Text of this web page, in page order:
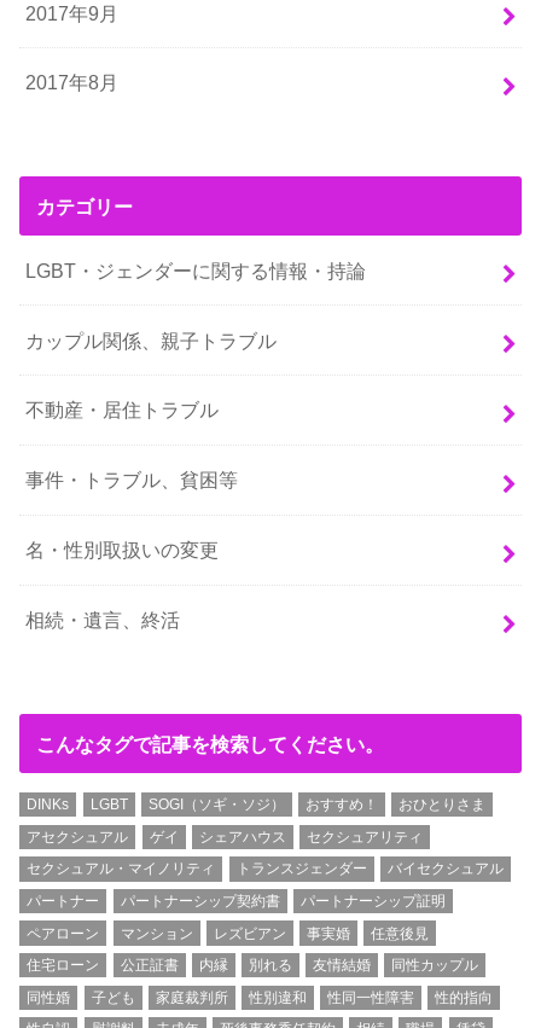
2017年9月
2017年8月
カテゴリー
LGBT・ジェンダーに関する情報・持論
カップル関係、親子トラブル
不動産・居住トラブル
事件・トラブル、貧困等
名・性別取扱いの変更
相続・遺言、終活
こんなタグで記事を検索してください。
DINKs LGBT SOGI（ソギ・ソジ） おすすめ！
おひとりさま
アセクシュアル
ゲイ シェアハウス
セクシュアリティ
セクシュアル・マイノリティ
トランスジェンダー
バイセクシュアル
パートナー
パートナーシップ契約書
パートナーシップ証明
ペアローン
マンション レズビアン 事実婚
任意後見
住宅ローン
公正証書 内縁 別れる 友情結婚
同性カップル
同性婚
子ども 家庭裁判所 性別違和 性同一性障害
性的指向